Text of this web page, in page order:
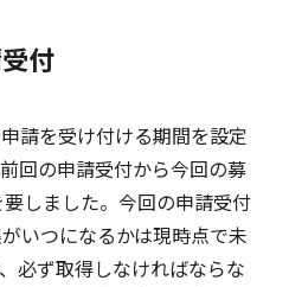
付
請を受け付ける期間を設定
回の申請受付から今回の募
しました。今回の申請受付
いつになるかは現時点で未
必ず取得しなければならな